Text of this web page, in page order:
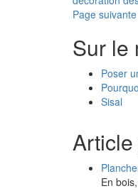
Page
Sur le
Poser
Sisal
En